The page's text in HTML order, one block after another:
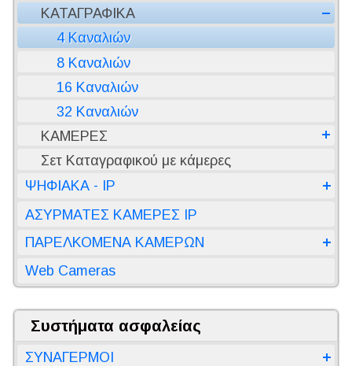
ΚΑΤΑΓΡΑΦΙΚΑ
4 Καναλιών
8 Καναλιών
16 Καναλιών
32 Καναλιών
ΚΑΜΕΡΕΣ
Σετ Καταγραφικού με κάμερες
ΨΗΦΙΑΚΑ - IP
ΑΣΥΡΜΑΤΕΣ ΚΑΜΕΡΕΣ IP
ΠΑΡΕΛΚΟΜΕΝΑ ΚΑΜΕΡΩΝ
Web Cameras
Συστήματα ασφαλείας
ΣΥΝΑΓΕΡΜΟΙ